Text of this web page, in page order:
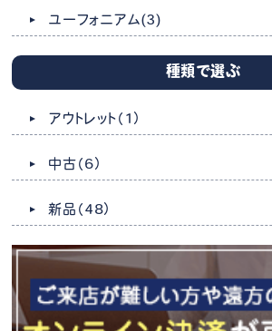
ユーフォニアム(3)
種類で選ぶ
アウトレット （1）
中古 （6）
新品 （48）